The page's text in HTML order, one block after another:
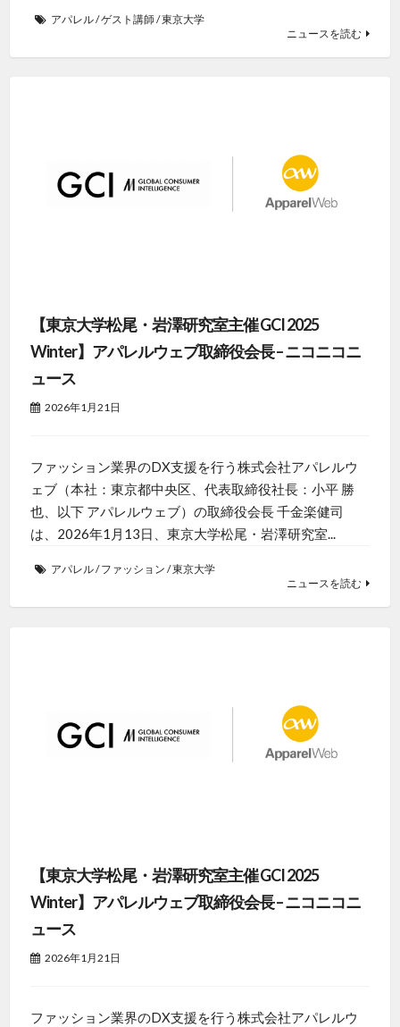
アパレル/ゲスト講師/東京大学
ニュースを読む
【東京大学松尾・岩澤研究室主催 GCI 2025
Winter】アパレルウェブ取締役会長 – ニコニコニ
ュース
2026年1月21日
ファッション業界のDX支援を行う株式会社アパレルウ
ェブ（本社：東京都中央区、代表取締役社長：小平 勝
也、以下 アパレルウェブ）の取締役会長 千金楽健司
は、2026年1月13日、東京大学松尾・岩澤研究室...
アパレル/ファッション /東京大学
ニュースを読む
【東京大学松尾・岩澤研究室主催 GCI 2025
Winter】アパレルウェブ取締役会長 – ニコニコニ
ュース
2026年1月21日
ファッション業界のDX支援を行う株式会社アパレルウ